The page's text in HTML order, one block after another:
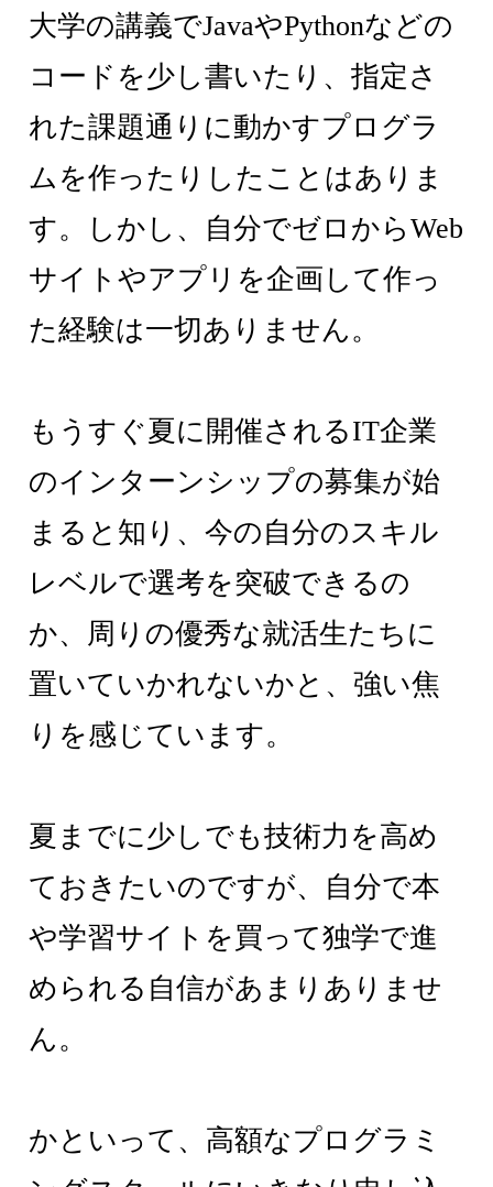
大学の講義でJavaやPythonなどの
コードを少し書いたり、指定さ
れた課題通りに動かすプログラ
ムを作ったりしたことはありま
す。しかし、自分でゼロからWeb
サイトやアプリを企画して作っ
た経験は一切ありません。
もうすぐ夏に開催されるIT企業
のインターンシップの募集が始
まると知り、今の自分のスキル
レベルで選考を突破できるの
か、周りの優秀な就活生たちに
置いていかれないかと、強い焦
りを感じています。
夏までに少しでも技術力を高め
ておきたいのですが、自分で本
や学習サイトを買って独学で進
められる自信があまりありませ
ん。
かといって、高額なプログラミ